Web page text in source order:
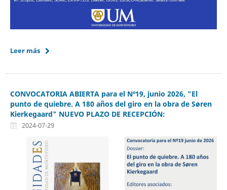
Leer más
CONVOCATORIA ABIERTA para el Nº19, junio 2026, "El
punto de quiebre. A 180 años del giro en la obra de Søren
Kierkegaard" NUEVO PLAZO DE RECEPCIÓN:
2024-07-29